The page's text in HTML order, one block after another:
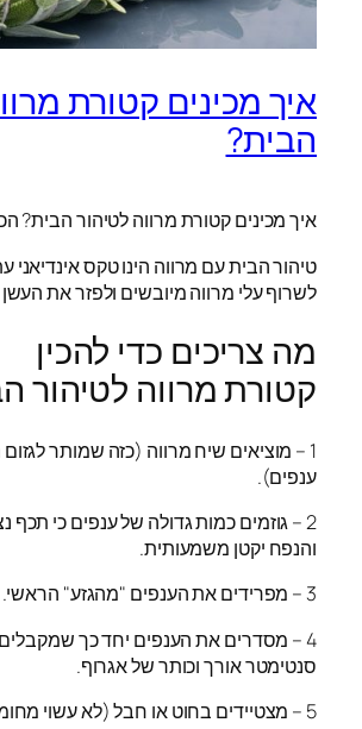
איך מכינים קטורת
הבית?
איך מכינים קטורת מרווה לטיהור הבית?
טיהור הבית עם מרווה הינו טקס
לשרוף עלי מרווה מיובשים ולפזר את
מה צריכים כדי להכין
קטורת מרווה לטיהור
1 – מוציאים שיח מרווה (כזה שמותר
ענפים).
2 – גוזמים כמות גדולה של ענפים כי תכף
והנפח יקטן משמעותית.
3 – מפרידים את הענפים "מהגזע" הראשי.
סנטימטר אורך וכותר של אגרוף.
5 – מצטיידים בחוט או חבל (לא עשוי מחומרים סינטטיים).